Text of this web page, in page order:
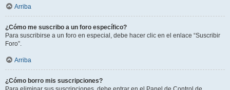
Arriba
¿Cómo me suscribo a un foro específico?
Para suscribirse a un foro en especial, debe hacer clic en el enlace “Suscribir
Foro”.
Arriba
¿Cómo borro mis suscripciones?